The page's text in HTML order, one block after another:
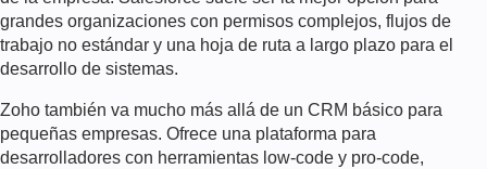
grandes organizaciones con permisos complejos, flujos de
trabajo no estándar y una hoja de ruta a largo plazo para el
desarrollo de sistemas.
Zoho también va mucho más allá de un CRM básico para
pequeñas empresas. Ofrece una plataforma para
desarrolladores con herramientas low-code y pro-code,